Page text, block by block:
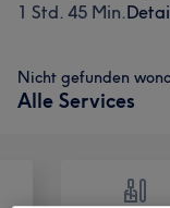
1 Std. 45 Min.
Nicht gefunden
Alle Services